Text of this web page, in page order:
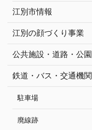
江別市情報
江別の顔づくり事業
公共施設・道路・公園
鉄道・バス・交通機関
駐車場
廃線跡